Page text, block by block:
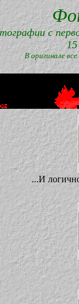
с
В оригинале
...И